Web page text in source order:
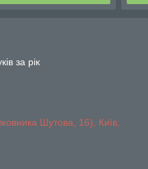
за рік
Шутова, 16), Київ,